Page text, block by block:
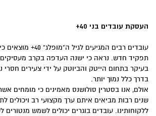
העסקת עובדים בני 40+
עובדים רבים המגיעים
תפקיד חדש. נראה כי ישנה העדפה בקרב מעסיקים
בעיקר בתחום הייטק והביוטק על ידי צעירים חסרי
בדרך כלל נמוך יותר.
אולם, אנו בסטרין סולושנס מאמינים כי מומחים אשר
שנים רבות מביאים איתם ערך מקצועי רב ויכולים
ללקוחותינו. עובדים בוגרים יכולים לשמש מנטורים